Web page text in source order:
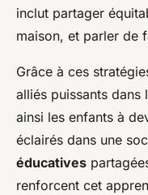
inclut partager
maison, et parler de
Grâce à ces
alliés puissants dans
ainsi les enfants à
éclairés dans une
éducatives
renforcent cet